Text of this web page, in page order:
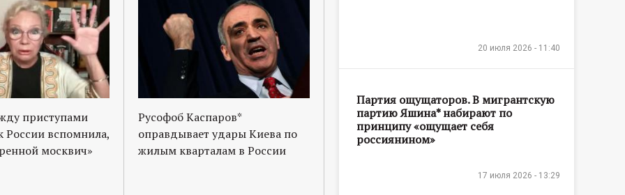
приступами
России вспомнила,
москвич»
Русофоб Каспаров*
оправдывает удары Киева по
жилым кварталам в России
20 июля 2026 - 11:40
Партия ощущаторов. В мигрантскую
партию Яшина* набирают по
принципу «ощущает себя
россиянином»
17 июля 2026 - 13:29